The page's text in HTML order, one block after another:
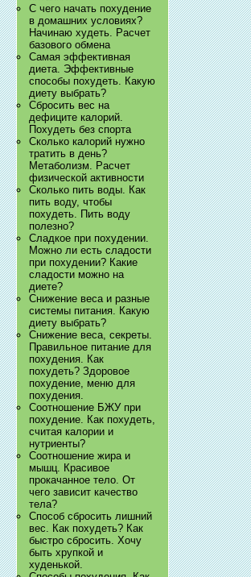
С чего начать похудение
в домашних условиях?
Начинаю худеть. Расчет
базового обмена
Самая эффективная
диета. Эффективные
способы похудеть. Какую
диету выбрать?
Сбросить вес на
дефиците калорий.
Похудеть без спорта
Сколько калорий нужно
тратить в день?
Метаболизм. Расчет
физической активности
Сколько пить воды. Как
пить воду, чтобы
похудеть. Пить воду
полезно?
Сладкое при похудении.
Можно ли есть сладости
при похудении? Какие
сладости можно на
диете?
Снижение веса и разные
системы питания. Какую
диету выбрать?
Снижение веса, секреты.
Правильное питание для
похудения. Как
похудеть? Здоровое
похудение, меню для
похудения.
Соотношение БЖУ при
похудение. Как похудеть,
считая калории и
нутриенты?
Соотношение жира и
мышц. Красивое
прокачанное тело. От
чего зависит качество
тела?
Способ сбросить лишний
вес. Как похудеть? Как
быстро сбросить. Хочу
быть хрупкой и
худенькой.